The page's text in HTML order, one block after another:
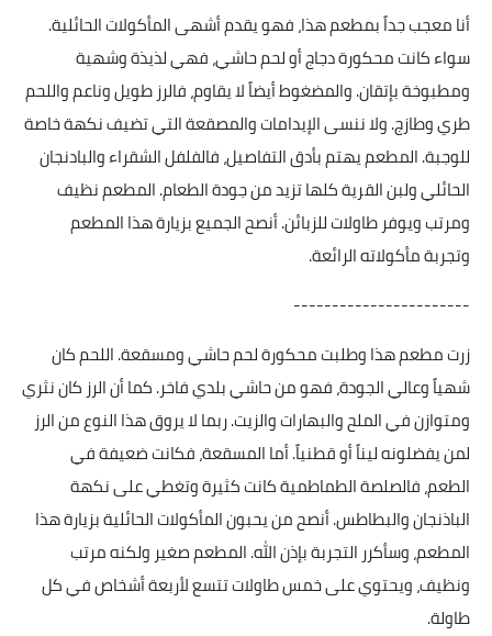
أنا معجب جداً بمطعم هذا، فهو يقدم أشهى المأكولات الحائلية.
سواء كانت محكورة دجاج أو لحم حاشي، فهي لذيذة وشهية
ومطبوخة بإتقان. والمضغوط أيضاً لا يقاوم، فالرز طويل وناعم واللحم
طري وطازج. ولا ننسى الإيدامات والمصقعة التي تضيف نكهة خاصة
للوجبة. المطعم يهتم بأدق التفاصيل، فالفلفل الشقراء والبادنجان
الحائلي ولبن القرية كلها تزيد من جودة الطعام. المطعم نظيف
ومرتب ويوفر طاولات للزبائن. أنصح الجميع بزيارة هذا المطعم
وتجربة مأكولاته الرائعة.
-----------------------
زرت مطعم هذا وطلبت محكورة لحم حاشي ومسقعة. اللحم كان
شهياً وعالي الجودة، فهو من حاشي بلدي فاخر. كما أن الرز كان نثري
ومتوازن في الملح والبهارات والزيت. ربما لا يروق هذا النوع من الرز
لمن يفضلونه ليناً أو قطنياً. أما المسقعة، فكانت ضعيفة في
الطعم، فالصلصة الطماطمية كانت كثيرة وتغطي على نكهة
الباذنجان والبطاطس. أنصح من يحبون المأكولات الحائلية بزيارة هذا
المطعم، وسأكرر التجربة بإذن الله. المطعم صغير ولكنه مرتب
ونظيف، ويحتوي على خمس طاولات تتسع لأربعة أشخاص في كل
طاولة.